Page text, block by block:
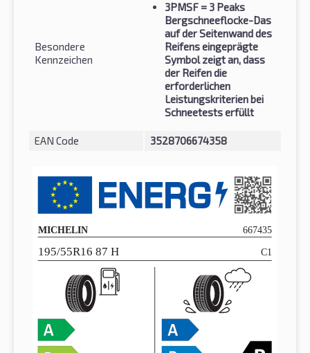
Besondere
Kennzeichen
3PMSF = 3 Peaks
Bergschneeflocke-Das
auf der Seitenwand des
Reifens eingeprägte
Symbol zeigt an, dass
der Reifen die
erforderlichen
Leistungskriterien bei
Schneetests erfüllt
EAN Code 3528706674358